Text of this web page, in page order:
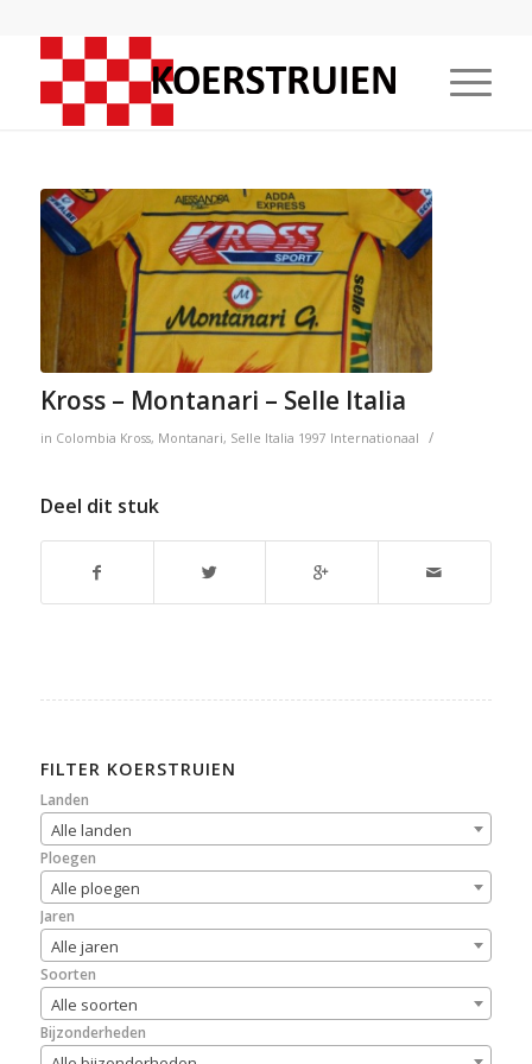
Kross – Montanari – Selle Italia
in Colombia Kross, Montanari, Selle Italia 1997 Internationaal /
Deel dit stuk
FILTER KOERSTRUIEN
Landen
Alle landen
Ploegen
Alle ploegen
Jaren
Alle jaren
Soorten
Alle soorten
Bijzonderheden